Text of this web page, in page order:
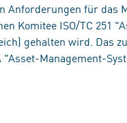
für das
Komitee ISO/TC 251
gehalten wird. Das
Management-